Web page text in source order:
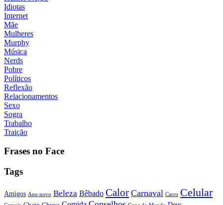
Idiotas
Internet
Mãe
Mulheres
Murphy
Música
Nerds
Pobre
Políticos
Reflexão
Relacionamentos
Sexo
Sogra
Trabalho
Traição
Frases no Face
Tags
Amigos Ano novo Beleza Bêbado Calor Carnaval Carro Celular